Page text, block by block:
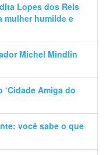
Lopes dos Reis
mulher humilde e
Michel Mindlin
Amiga do
você sabe o que